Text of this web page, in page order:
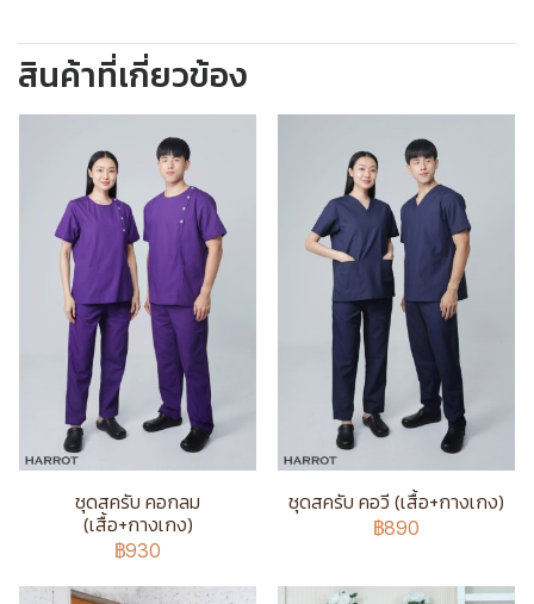
สินค้าที่เกี่ยวข้อง
ชุดสครับ คอกลม
(เสื้อ+กางเกง)
฿930
ชุดสครับ คอวี (เสื้อ+กางเกง)
฿890